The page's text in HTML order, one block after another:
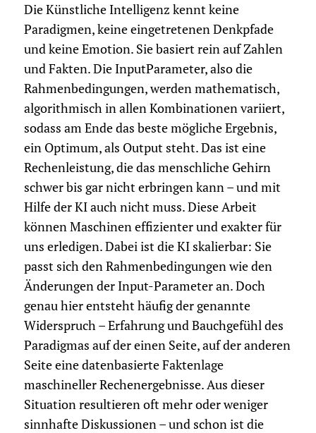
Die Künstliche Intelligenz kennt keine
Paradigmen, keine eingetretenen Denkpfade
und keine Emotion. Sie basiert rein auf Zahlen
und Fakten. Die InputParameter, also die
Rahmenbedingungen, werden mathematisch,
algorithmisch in allen Kombinationen variiert,
sodass am Ende das beste mögliche Ergebnis,
ein Optimum, als Output steht. Das ist eine
Rechenleistung, die das menschliche Gehirn
schwer bis gar nicht erbringen kann – und mit
Hilfe der KI auch nicht muss. Diese Arbeit
können Maschinen effizienter und exakter für
uns erledigen. Dabei ist die KI skalierbar: Sie
passt sich den Rahmenbedingungen wie den
Änderungen der Input-Parameter an. Doch
genau hier entsteht häufig der genannte
Widerspruch – Erfahrung und Bauchgefühl des
Paradigmas auf der einen Seite, auf der anderen
Seite eine datenbasierte Faktenlage
maschineller Rechen­ergebnisse. Aus dieser
Situation resultieren oft mehr oder weniger
sinnhafte Diskussionen – und schon ist die